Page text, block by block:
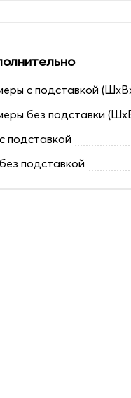
с подставкой
без подставки
подставкой
подставкой